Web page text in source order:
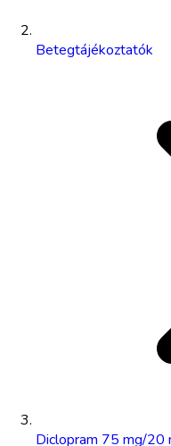
Betegtájékoztatók
Diclopram 75 mg/20